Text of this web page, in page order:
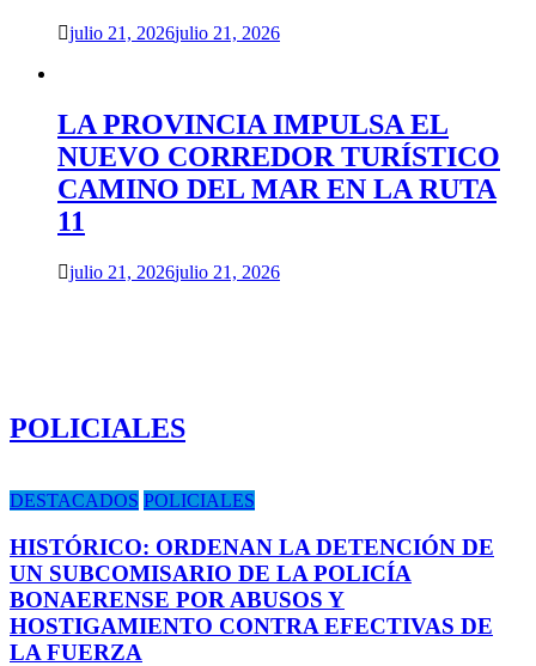
julio 21, 2026julio 21, 2026
LA PROVINCIA IMPULSA EL
NUEVO CORREDOR TURÍSTICO
CAMINO DEL MAR EN LA RUTA
11
julio 21, 2026julio 21, 2026
POLICIALES
DESTACADOS POLICIALES
HISTÓRICO: ORDENAN LA DETENCIÓN DE
UN SUBCOMISARIO DE LA POLICÍA
BONAERENSE POR ABUSOS Y
HOSTIGAMIENTO CONTRA EFECTIVAS DE
LA FUERZA